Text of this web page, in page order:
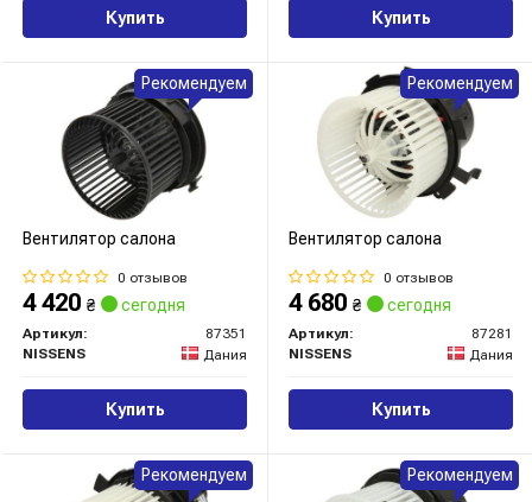
Купить Купить
Вентилятор салона
0 отзывов
4 420 ₴ сегодня
Артикул:
87351
NISSENS
Дания
Купить
Рекомендуем
Вентилятор салона
0 отзывов
4 680 ₴ сегодня
Артикул:
87281
NISSENS
Дания
Купить
Рекомендуем
Рекомендуем Рекомендуем